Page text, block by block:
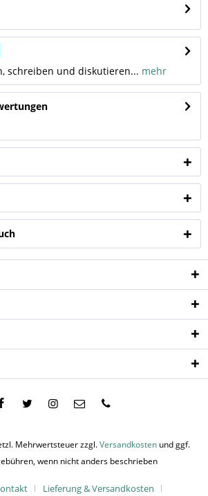
schreiben und diskutieren... mehr
Mehrwertsteuer zzgl.Versandkosten und ggf.
wenn nicht anders beschrieben
Lieferung & Versandkosten